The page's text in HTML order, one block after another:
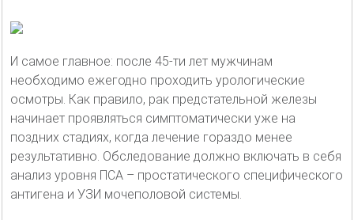
И самое главное: после 45-ти лет мужчинам
необходимо ежегодно проходить урологические
осмотры. Как правило, рак предстательной железы
начинает проявляться симптоматически уже на
поздних стадиях, когда лечение гораздо менее
результативно. Обследование должно включать в себя
анализ уровня ПСА – простатического специфического
антигена и УЗИ мочеполовой системы.